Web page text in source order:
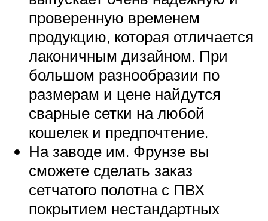
проверенную временем
продукцию, которая отличается
лаконичным дизайном. При
большом разнообразии по
размерам и цене найдутся
сварные сетки на любой
кошелек и предпочтение.
На заводе им. Фрунзе вы
сможете сделать заказ
сетчатого полотна с ПВХ
покрытием нестандартных